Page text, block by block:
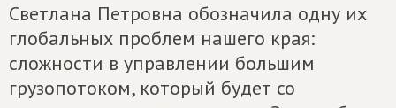
Светлана Петровна обозначила одну их
глобальных проблем нашего края:
сложности в управлении большим
грузопотоком, который будет со